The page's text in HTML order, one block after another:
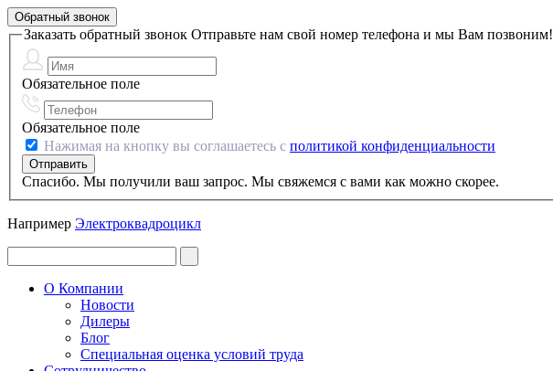
Обратный звонок
Заказать обратный звонок Отправьте нам свой номер телефона и мы Вам позвоним!
Обязательное поле
Обязательное поле
Нажимая на кнопку вы соглашаетесь с политикой конфиденциальности
Спасибо. Мы получили ваш запрос. Мы свяжемся с вами как можно скорее.
Например Электроквадроцикл
О Компании
Новости
Дилеры
Блог
Специальная оценка условий труда